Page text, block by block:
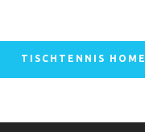
TISCHTENNIS HOME